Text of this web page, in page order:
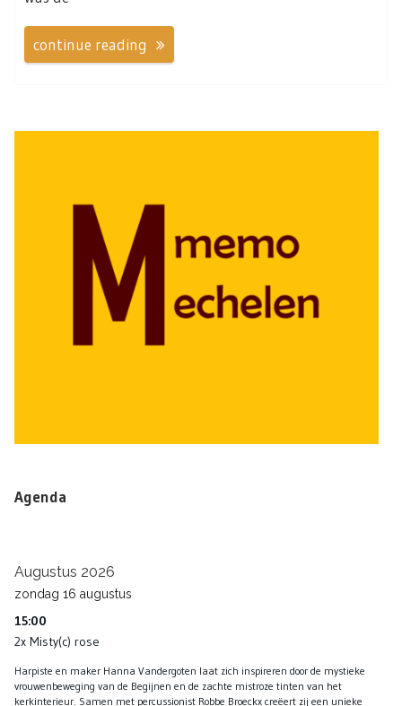
continue reading
Agenda
Augustus 2026
zondag 16 augustus
15:00
2x Misty(c) rose
Harpiste en maker Hanna Vandergoten laat zich inspireren door de mystieke
vrouwenbeweging van de Begijnen en de zachte mistroze tinten van het
kerkinterieur. Samen met percussionist Robbe Broeckx creëert zij een unieke